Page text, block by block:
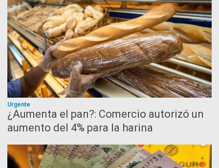
Urgente
¿Aumenta el pan?: Comercio autorizó un
aumento del 4% para la harina